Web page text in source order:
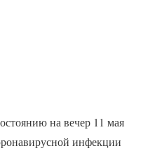
на вечер 11 мая
инфекции